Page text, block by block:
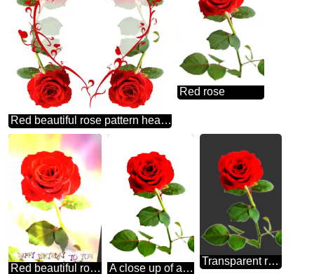
Red beautiful rose pattern heart red frame
Red rose
Red beautiful rose flower happy birthday card A close up of a flower garden roses petal pink botany red
Transparent rose flower